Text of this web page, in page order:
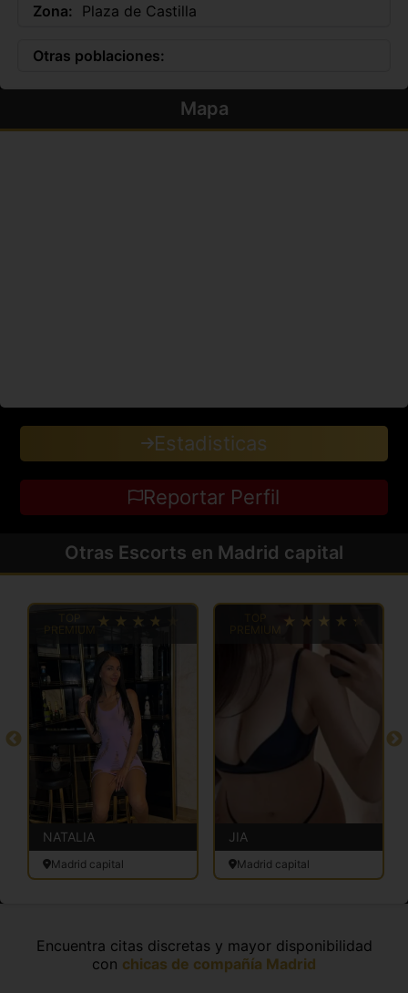
Zona: Plaza de Castilla
Otras poblaciones:
Mapa
Estadisticas
Reportar Perfil
Otras Escorts en Madrid capital
NATALIA
Madrid capital
TOP
PREMIUM
JIA
Madrid capital
Encuentra citas discretas y mayor disponibilidad
con chicas de compañía Madrid